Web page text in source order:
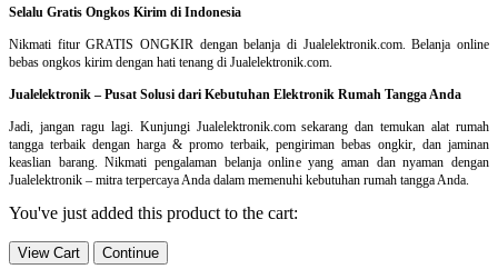
Selalu Gratis Ongkos Kirim di Indonesia
Nikmati fitur GRATIS ONGKIR dengan belanja di Jualelektronik.com. Belanja online
bebas ongkos kirim dengan hati tenang di Jualelektronik.com.
Jualelektronik – Pusat Solusi dari Kebutuhan Elektronik Rumah Tangga Anda
Jadi, jangan ragu lagi. Kunjungi Jualelektronik.com sekarang dan temukan alat rumah
tangga terbaik dengan harga & promo terbaik, pengiriman bebas ongkir, dan jaminan
keaslian barang. Nikmati pengalaman belanja online yang aman dan nyaman dengan
Jualelektronik – mitra terpercaya Anda dalam memenuhi kebutuhan rumah tangga Anda.
You've just added this product to the cart:
View Cart Continue